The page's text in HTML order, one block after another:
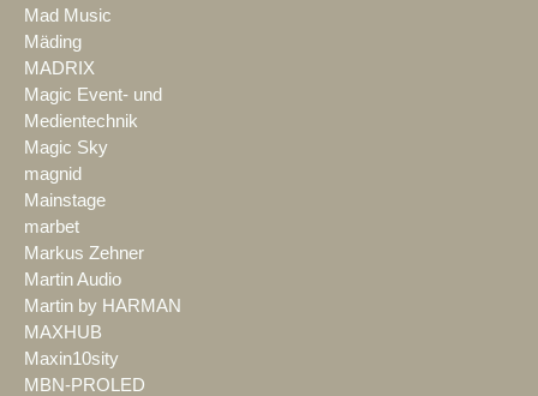
Mad Music
Mäding
MADRIX
Magic Event- und
Medientechnik
Magic Sky
magnid
Mainstage
marbet
Markus Zehner
Martin Audio
Martin by HARMAN
MAXHUB
Maxin10sity
MBN-PROLED